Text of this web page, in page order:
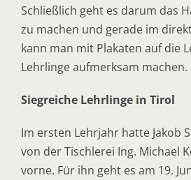
Schließlich geht es darum das
zu machen und gerade im
kann man mit Plakaten auf die
Lehrlinge aufmerksam machen.
Siegreiche Lehrlinge in Tirol
Im ersten Lehrjahr hatte Jakob
von der Tischlerei Ing. Michael
vorne. Für ihn geht es am 19.